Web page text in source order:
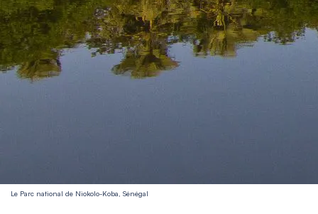
Le Parc national de Niokolo-Koba, Sénégal